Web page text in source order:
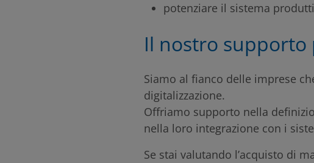
potenziare il sistema
Il nostro
Siamo al fianco delle imprese
digitalizzazione.
Offriamo supporto nella
nella loro integrazione con i
Se stai valutando l’acquisto di